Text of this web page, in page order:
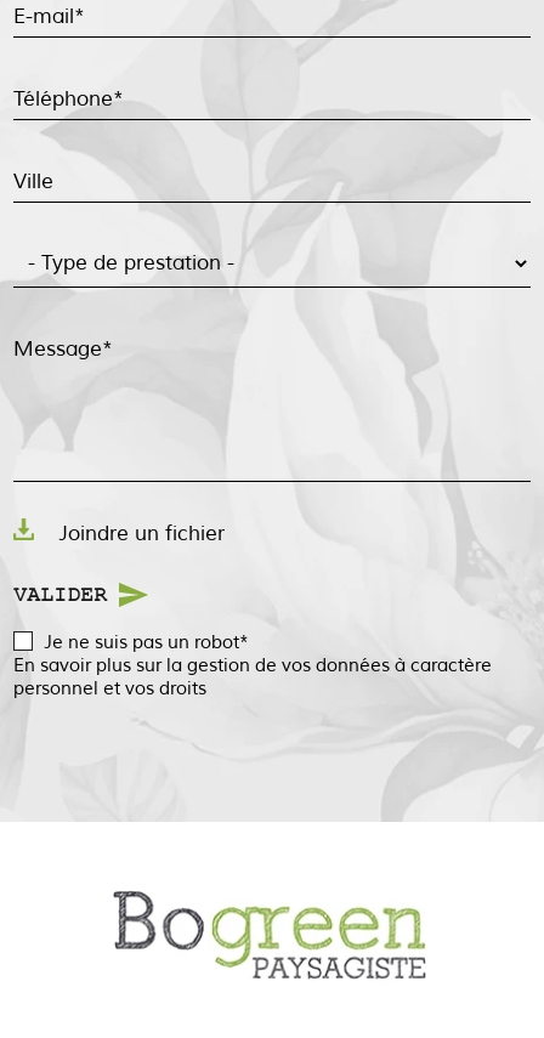
E-mail*
Téléphone*
Ville
Message*
Joindre un fichier
VALIDER
Je ne suis pas un robot*
En savoir plus sur la gestion de vos données à caractère
personnel et vos droits